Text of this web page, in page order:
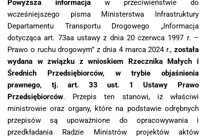
Powyższa informacja w przeciwieństwie do
wcześniejszego pisma Ministerstwa Infrastruktury
Departamentu Transportu Drogowego „Informacja
dotycząca art. 73aa ustawy z dnia 20 czerwca 1997 r. –
Prawo o ruchu drogowym” z dnia 4 marca 2024 r., została
wydana w związku z wnioskiem Rzecznika Małych i
Średnich Przedsiębiorców, w trybie objaśnienia
prawnego, tj. art. 33 ust. 1 Ustawy Prawo
Przedsiębiorców. Przepis ten stanowi, iż właściwi
ministrowie oraz organy, które na podstawie odrębnych
przepisów są upoważnione do opracowywania i
przedkładania Radzie Ministrów projektów aktów